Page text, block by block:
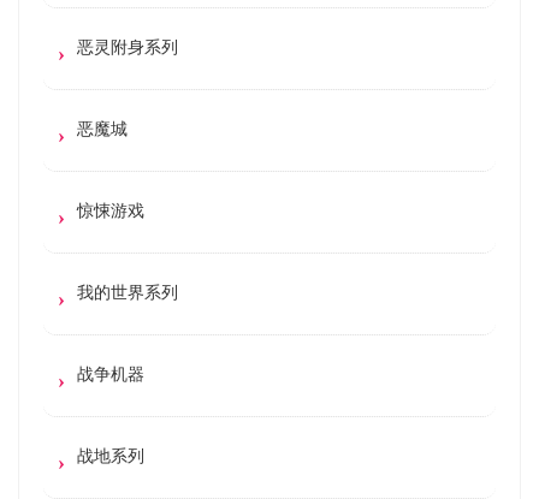
恶灵附身系列
恶魔城
惊悚游戏
我的世界系列
战争机器
战地系列